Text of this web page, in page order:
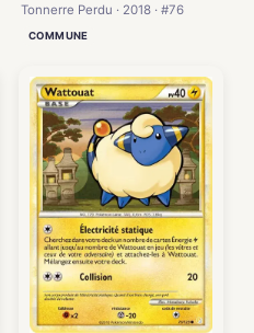
Tonnerre Perdu · 2018 · #76
COMMUNE